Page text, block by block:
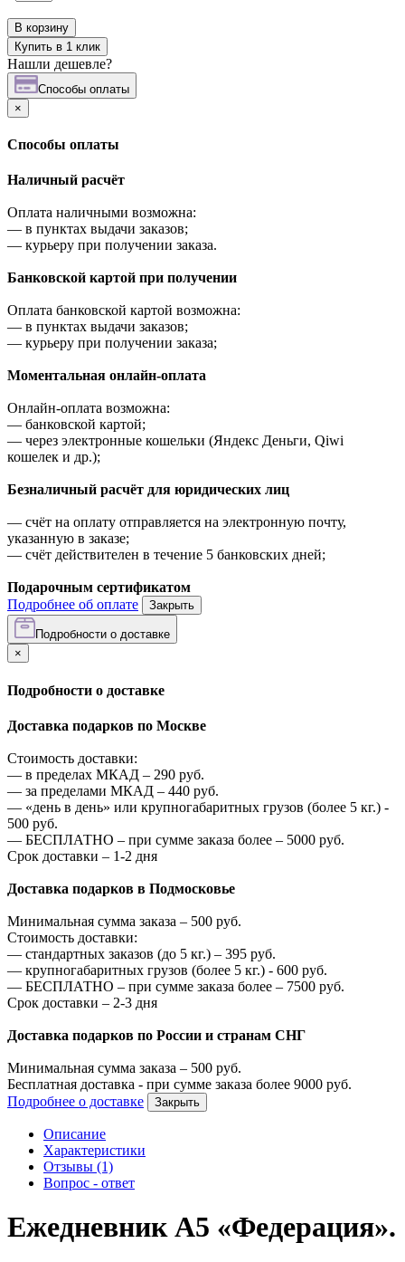
В корзину
Купить в 1 клик
Нашли дешевле?
Cпособы оплаты
×
Cпособы оплаты
Наличный расчёт
Оплата наличными возможна:
— в пунктах выдачи заказов;
— курьеру при получении заказа.
Банковской картой при получении
Оплата банковской картой возможна:
— в пунктах выдачи заказов;
— курьеру при получении заказа;
Моментальная онлайн-оплата
Онлайн-оплата возможна:
— банковской картой;
— через электронные кошельки (Яндекс Деньги, Qiwi
кошелек и др.);
Безналичный расчёт для юридических лиц
— счёт на оплату отправляется на электронную почту,
указанную в заказе;
— счёт действителен в течение 5 банковских дней;
Подарочным сертификатом
Подробнее об оплате
Закрыть
Подробности о доставке
×
Подробности о доставке
Доставка подарков по Москве
Стоимость доставки:
— в пределах МКАД – 290 руб.
— за пределами МКАД – 440 руб.
— «день в день» или крупногабаритных грузов (более 5 кг.) -
500 руб.
— БЕСПЛАТНО – при сумме заказа более – 5000 руб.
Срок доставки – 1-2 дня
Доставка подарков в Подмосковье
Минимальная сумма заказа – 500 руб.
Стоимость доставки:
— стандартных заказов (до 5 кг.) – 395 руб.
— крупногабаритных грузов (более 5 кг.) - 600 руб.
— БЕСПЛАТНО – при сумме заказа более – 7500 руб.
Срок доставки – 2-3 дня
Доставка подарков по России и странам СНГ
Минимальная сумма заказа – 500 руб.
Бесплатная доставка - при сумме заказа более 9000 руб.
Подробнее о доставке
Закрыть
Описание
Характеристики
Отзывы (1)
Вопрос - ответ
Ежедневник А5 «Федерация».